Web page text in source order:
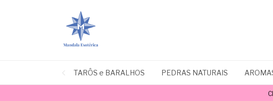
TARÔS e BARALHOS PEDRAS NATURAIS